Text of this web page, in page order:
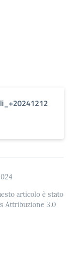
articolo è stato
Attribuzione 3.0